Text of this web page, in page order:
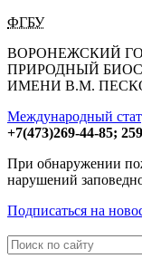
ФГБУ
ВОРОНЕЖСКИЙ
ПРИРОДНЫЙ
ИМЕНИ В.М.
Международный
+7(473)269-44-85;
При обнаружении
нарушений
Подписаться на